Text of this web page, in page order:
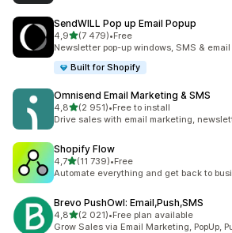
SendWILL Pop up Email Popup
4,9z 5 hvězd
(7 479)
Celkový počet recenzí: 7479
•Free
Newsletter pop-up windows, SMS &
Built for Shopify
Omnisend Email Marketing & SMS
4,8z 5 hvězd
(2 951)
Celkový počet recenzí: 2951
•Free to install
Drive sales with email marketing,
Shopify Flow
4,7z 5 hvězd
(11 739)
Celkový počet recenzí: 11739
•Free
Automate everything and get back to
Brevo PushOwl: Email,Push,SMS
4,8z 5 hvězd
(2 021)
Celkový počet recenzí: 2021
•Free plan available
Grow Sales via Email Marketing, PopUp,